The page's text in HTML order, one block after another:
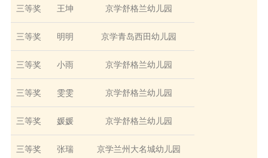
三等奖 王坤 京学舒格兰幼儿园
三等奖 明明 京学青岛西田幼儿园
三等奖 小雨 京学舒格兰幼儿园
三等奖 雯雯 京学舒格兰幼儿园
三等奖 媛媛 京学舒格兰幼儿园
三等奖 张瑞 京学兰州大名城幼儿园